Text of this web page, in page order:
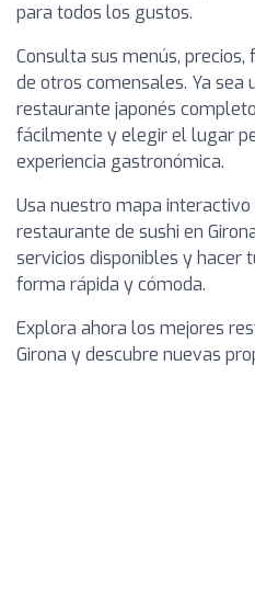
para todos los gustos.
Consulta sus menús, precios,
de otros comensales. Ya sea
restaurante japonés
fácilmente y elegir el lugar
experiencia gastronómica.
Usa nuestro mapa
restaurante de sushi en
servicios disponibles y hacer
forma rápida y cómoda.
Explora ahora los mejores
Girona y descubre nuevas